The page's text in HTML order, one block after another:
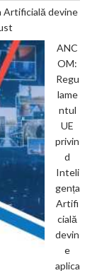
Artificială devine
ANC
OM:
Regu
lame
ntul
UE
privin
d
Inteli
gența
Artifi
cială
devin
e
aplica